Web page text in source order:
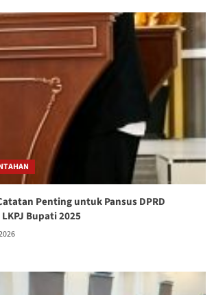
Penting untuk Pansus DPRD
Bupati 2025